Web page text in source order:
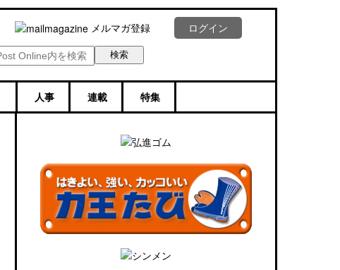
メルマガ登録 ログイン
人事 連載 特集